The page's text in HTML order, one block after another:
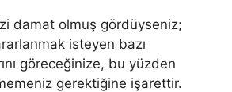
damat olmuş gördüyseniz;
isteyen bazı
göreceğinize, bu yüzden
gerektiğine işarettir.